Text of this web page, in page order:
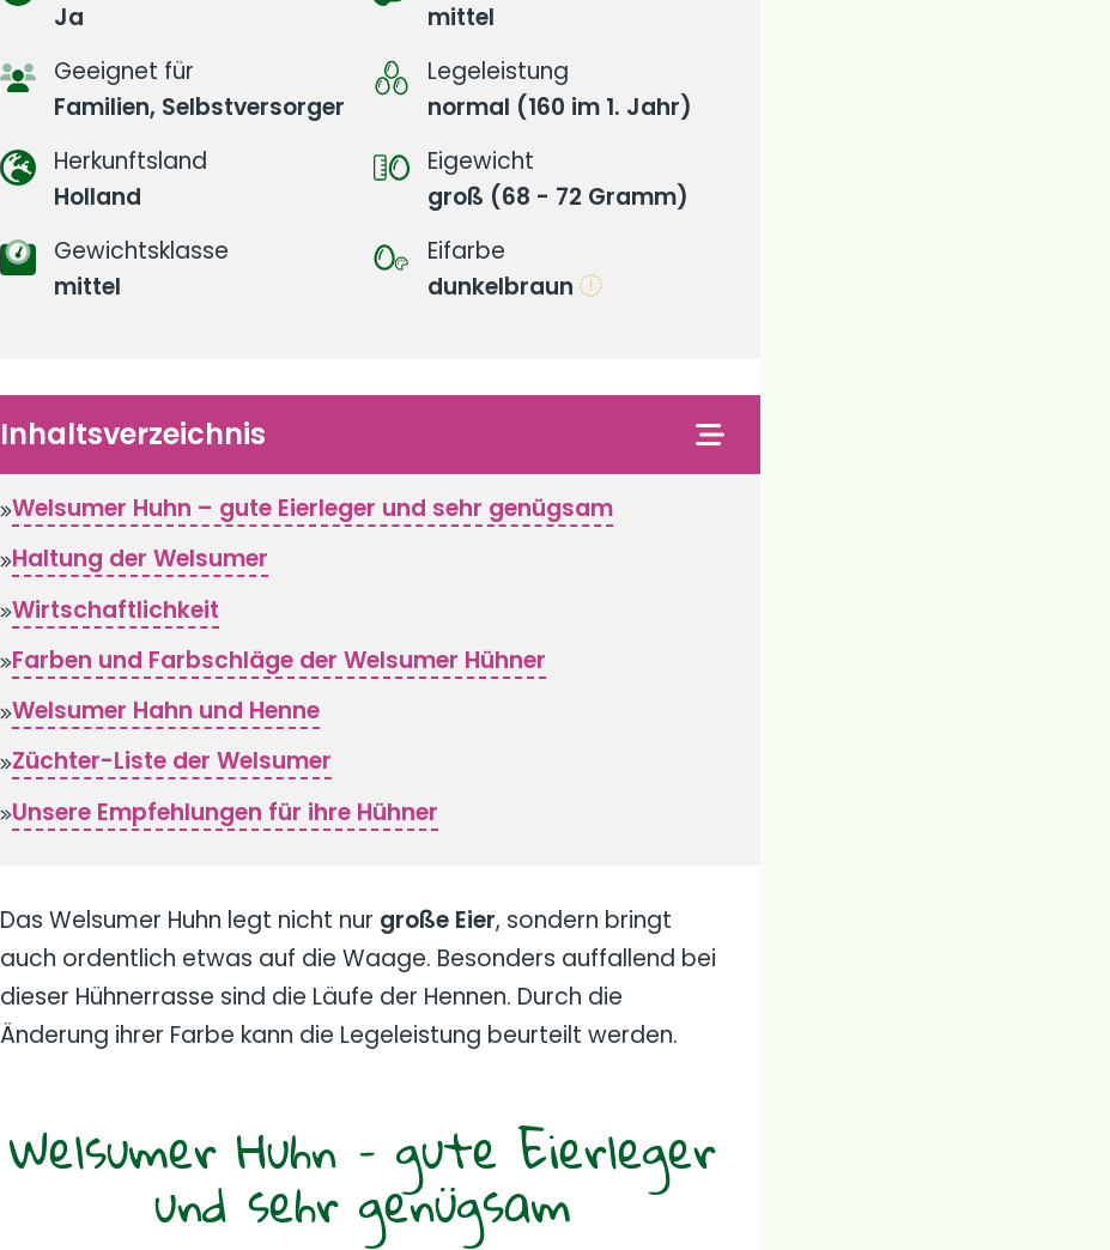
Ja
Geeignet für
Familien, Selbstversorger
Herkunftsland
Holland
Gewichtsklasse
mittel
mittel
Legeleistung
normal (160 im 1. Jahr)
Eigewicht
groß (68 - 72 Gramm)
Eifarbe
dunkelbraun
Inhaltsverzeichnis
Welsumer Huhn – gute Eierleger und sehr genügsam
Haltung der Welsumer
Wirtschaftlichkeit
Farben und Farbschläge der Welsumer Hühner
Welsumer Hahn und Henne
Züchter-Liste der Welsumer
Unsere Empfehlungen für ihre Hühner
Das Welsumer Huhn legt nicht nur große Eier, sondern bringt
auch ordentlich etwas auf die Waage. Besonders auffallend bei
dieser Hühnerrasse sind die Läufe der Hennen. Durch die
Änderung ihrer Farbe kann die Legeleistung beurteilt werden.
Welsumer Huhn – gute Eierleger
und sehr genügsam